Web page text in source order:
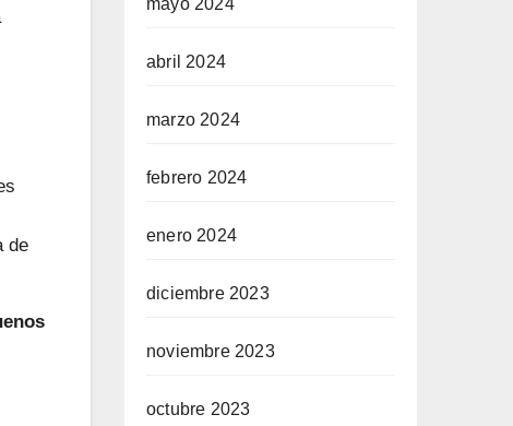
de
mayo 2024
abril 2024
marzo 2024
febrero 2024
enero 2024
diciembre 2023
noviembre 2023
octubre 2023